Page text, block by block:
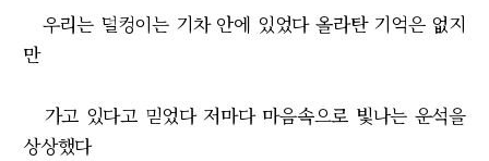
우리는 덜컹이는 기차 안에 있었다 올라탄 기억은 없지
만
가고 있다고 믿었다 저마다 마음속으로 빛나는 운석을
상상했다